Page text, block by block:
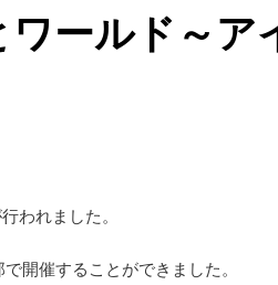
ールド～ア
われました。
開催することができました。